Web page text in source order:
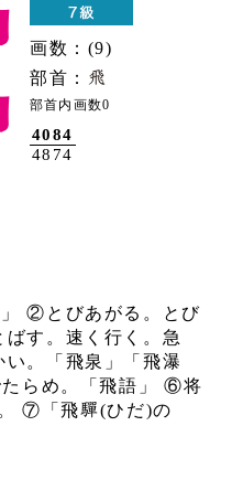
画数：(9)
部首：
部首内画数0
4084
4874
②とびあがる。とび
す。速く行く。急
。「飛泉」「飛瀑
らめ。「飛語」 ⑥将
⑦「飛
(ひだ)の